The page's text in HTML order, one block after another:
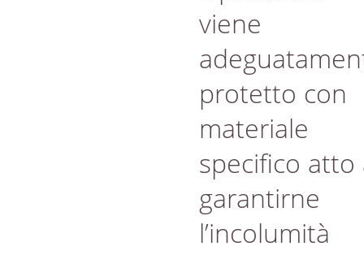
viene
protetto con
materiale
specifico atto
garantirne
l’incolumità